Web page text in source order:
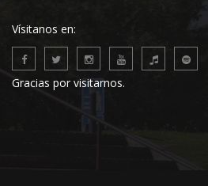
Vísitanos en:
Gracias por visitarnos.